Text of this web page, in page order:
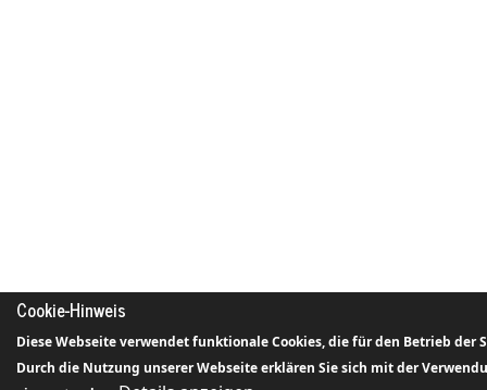
Cookie-Hinweis
Diese Webseite verwendet funktionale Cookies, die für den Betrieb der
Durch die Nutzung unserer Webseite erklären Sie sich mit der